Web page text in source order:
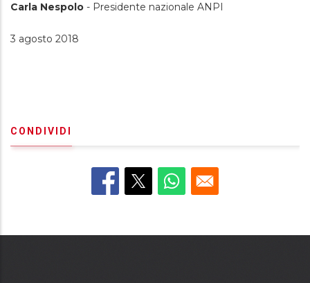
Carla Nespolo - Presidente nazionale ANPI
3 agosto 2018
CONDIVIDI